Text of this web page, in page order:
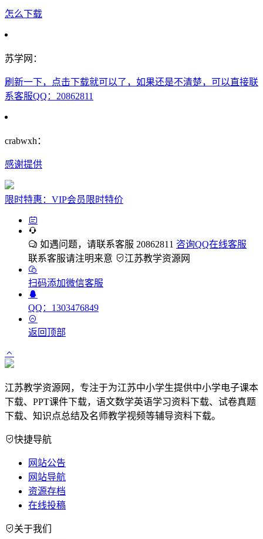
怎么下载
苏学网：
刷新一下，点击下载就可以了，如果还是不清楚，可以直接联
系客服QQ：20862811
crabwxh：
感谢提供
限时特惠：VIP会员限时特价
如遇问题，请联系客服 20862811 咨询QQ在线客服
联系客服请注明来意
江苏教学资源网
扫码添加微信客服
QQ：1303476849
返回顶部
江苏教学资源网，专注于为江苏中小学生提供中小学电子课本
下载、PPT课件下载，语文数学英语学习资料下载、试卷真题
下载、知识点总结及名师教学视频等辅导资料下载。
快捷导航
网站公告
网站导航
资源存档
在线投稿
关于我们